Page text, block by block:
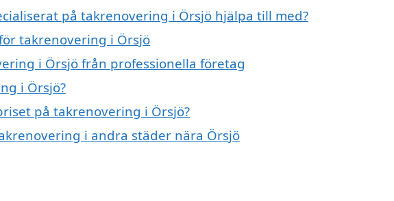
på takrenovering i Örsjö hjälpa till med?
takrenovering i Örsjö
i Örsjö från professionella företag
i Örsjö?
på takrenovering i Örsjö?
i andra städer nära Örsjö